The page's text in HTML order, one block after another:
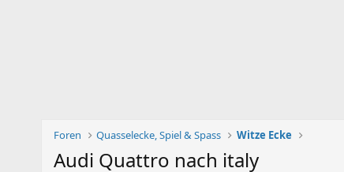
Foren Quasselecke, Spiel & Spass Witze Ecke
Audi Quattro nach italy